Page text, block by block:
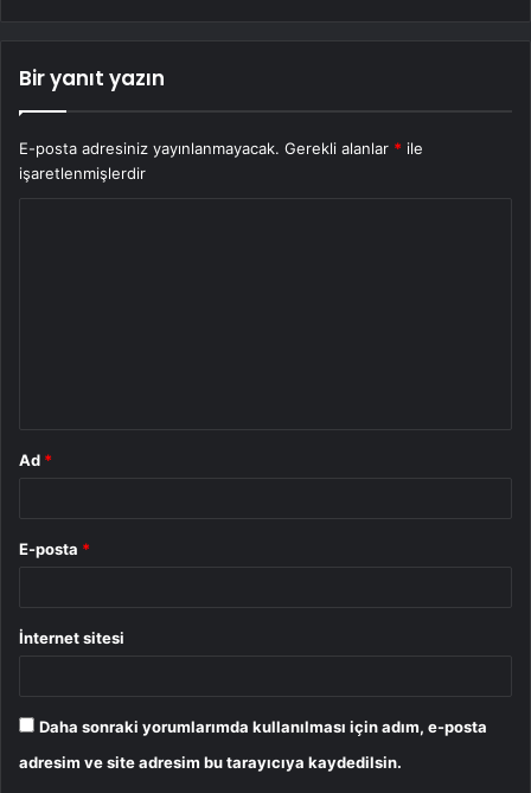
Bir yanıt yazın
E-posta adresiniz yayınlanmayacak. Gerekli alanlar * ile
işaretlenmişlerdir
Ad *
E-posta *
İnternet sitesi
Daha sonraki yorumlarımda kullanılması için adım, e-posta
adresim ve site adresim bu tarayıcıya kaydedilsin.